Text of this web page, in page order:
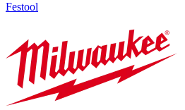
Festool